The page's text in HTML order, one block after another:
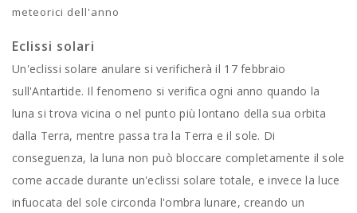
meteorici dell'anno
Eclissi solari
Un'eclissi solare anulare si verificherà il 17 febbraio
sull'Antartide. Il fenomeno si verifica ogni anno quando la
luna si trova vicina o nel punto più lontano della sua orbita
dalla Terra, mentre passa tra la Terra e il sole. Di
conseguenza, la luna non può bloccare completamente il sole
come accade durante un'eclissi solare totale, e invece la luce
infuocata del sole circonda l'ombra lunare, creando un